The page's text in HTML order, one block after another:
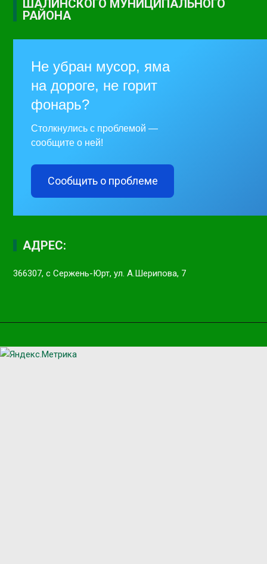
ШАЛИНСКОГО МУНИЦИПАЛЬНОГО
РАЙОНА
Не убран мусор, яма
на дороге, не горит
фонарь?
Столкнулись с проблемой —
сообщите о ней!
Сообщить о проблеме
АДРЕС:
366307, с Сержень-Юрт, ул. А.Шерипова, 7